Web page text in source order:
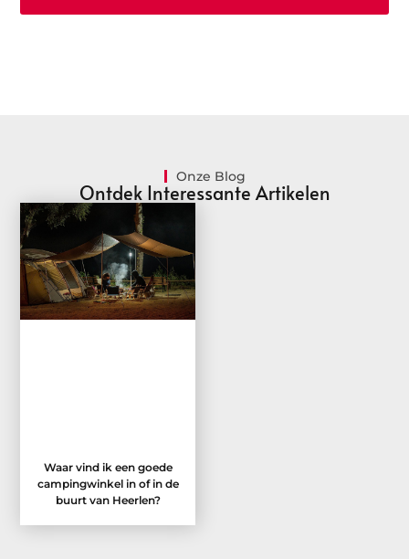
Onze Blog
Ontdek Interessante Artikelen
Waar vind ik een goede
campingwinkel in of in de
buurt van Heerlen?